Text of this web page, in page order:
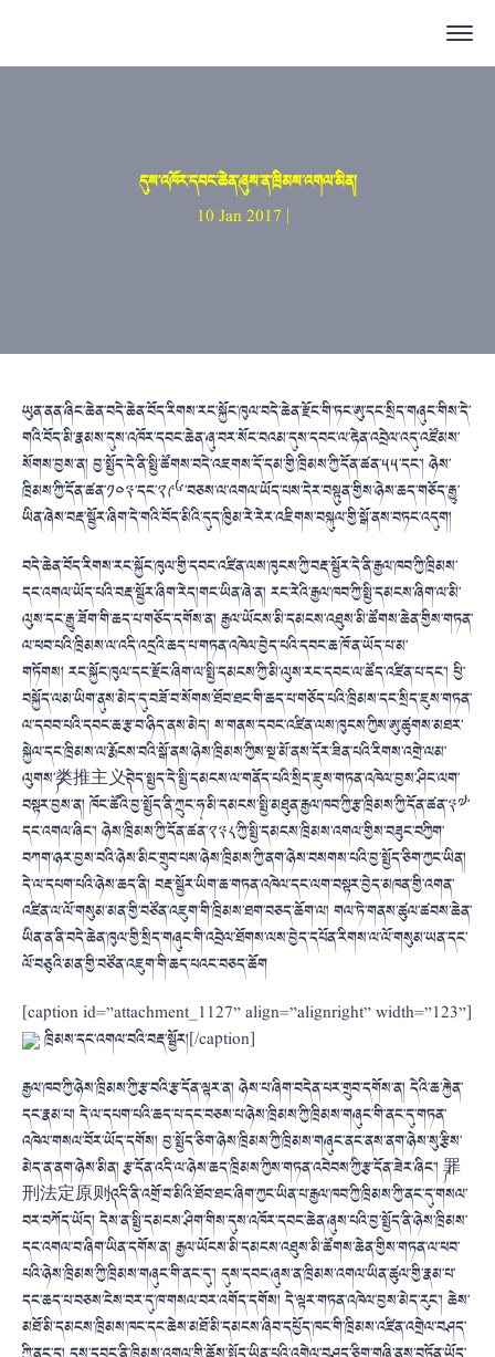
དུས་འཁོར་དབང་ཆེན་ཞུས་ན་ཁྲིམས་འགལ་མིན།
10 Jan 2017 |
ཡུན་ནན་ཞིང་ཆེན་བདེ་ཆེན་བོད་རིགས་རང་སྐྱོང་ཁུལ་བདེ་ཆེན་རྫོང་གི་ཏང་ཨུ་དང་སྲིད་གཞུང་གིས་དེ་
གའི་བོད་མི་རྣམས་དུས་འཁོར་དབང་ཆེན་ཞུ་བར་སོང་བའམ་དུས་དབང་ལ་རྟེན་འབྲེལ་འདུ་འཛོམས་
སོགས་བྱས་ན། བྱ་སྤྱོད་དེ་ནི་སྤྱི་ཚོགས་བདེ་འཇགས་དོ་དམ་གྱི་ཁྲིམས་ཀྱི་དོན་ཚན་༥༥་དང་། ཉེས་
ཁྲིམས་ཀྱི་དོན་ཚན་༡༠༣་དང་༢༩༦་བཅས་ལ་འགལ་ཡོད་པས་དེར་བསྟུན་གྱིས་ཉེས་ཆད་གཅོད་རྒྱུ་
ཡིན་ཞེས་བརྡ་སྦྱོར་ཞིག་དེ་གའི་བོད་མིའི་དུད་ཁྱིམ་རེ་རེར་འཇིགས་བསྐུལ་གྱི་སྒོ་ནས་བཏང་འདུག།
བདེ་ཆེན་བོད་རིགས་རང་སྐྱོང་ཁུལ་གྱི་དབང་འཛིན་ལས་ཁུངས་ཀྱི་བརྡ་སྦྱོར་དེ་ནི་རྒྱལ་ཁབ་ཀྱི་ཁྲིམས་
དང་འགལ་ཡོད་པའི་བརྡ་སྦྱོར་ཞིག་རེད།གང་ཡིན་ཞེ་ན། རང་རེའི་རྒྱལ་ཁབ་ཀྱི་སྤྱི་དམངས་ཞིག་ལ་མི་
ལུས་དང་རྒྱུ་ཟོག་གི་ཆད་པ་གཅོད་དགོས་ན། རྒྱལ་ཡོངས་མི་དམངས་འཐུས་མི་ཚོགས་ཆེན་གྱིས་གཏན་
ལ་ཕབ་པའི་ཁྲིམས་ལ་འདི་འདྲའི་ཆད་པ་གཏན་འཁེལ་བྱེད་པའི་དབང་ཆ་ཁོ་ན་ཡོད་པ་མ་
གཏོགས།རང་སྐྱོང་ཁུལ་དང་རྫོང་ཞིག་ལ་སྤྱི་དམངས་ཀྱི་མི་ལུས་རང་དབང་ལ་ཚོད་འཛིན་པ་དང་། ཕྱི་
བསྐྱོད་ལམ་ཡིག་ནུས་མེད་དུ་བཟོ་བ་སོགས་ཐོབ་ཐང་གི་ཆད་པ་གཅོད་པའི་ཁྲིམས་དང་སྲིད་ཇུས་གཏན་
ལ་དབབ་པའི་དབང་ཆ་རྩ་བ་ཉིད་ནས་མེད། ས་གནས་དབང་འཛིན་ལས་ཁུངས་ཀྱིས་ཨུ་ཚུགས་མཐར་
སྐྱེལ་དང་ཁྲིམས་ལ་རྨོངས་བའི་སྒོ་ནས་ཉེས་ཁྲིམས་ཀྱིས་སྔ་མོ་ནས་དོར་ཟིན་པའི་རིགས་འགྲེ་ལམ་
ལུགས་༼类推主义༽བེད་སྤྱད་དེ་སྤྱི་དམངས་ལ་གནོད་པའི་སྲིད་ཇུས་གཏན་འཁེལ་བྱས་ཤིང་ལག་
བསྟར་བྱས་ན། ཁོང་ཚོའི་བྱ་སྤྱོད་ནི་ཀྲུང་ཧྭ་མི་དམངས་སྤྱི་མཐུན་རྒྱལ་ཁབ་ཀྱི་རྩ་ཁྲིམས་ཀྱི་དོན་ཚན་༣༧་
དང་འགལ་ཞིང་། ཉེས་ཁྲིམས་ཀྱི་དོན་ཚན་༢༣༨་ཀྱི་སྤྱི་དམངས་ཁྲིམས་འགལ་གྱིས་བཟུང་བཀྱིག་
བཀག་ཉར་བྱས་བའི་ཉེས་མིང་གྲུབ་པས་ཉེས་ཁྲིམས་ཀྱི་ནག་ཉེས་བསགས་པའི་བྱ་སྤྱོད་ཅིག་ཀྱང་ཡིན།
དེ་ལ་དཔག་པའི་ཉེས་ཆད་ནི། བརྡ་སྦྱོར་ཡིག་ཆ་གཏན་འཁེལ་དང་ལག་བསྟར་བྱེད་མཁན་གྱི་འགན་
འཛིན་ལ་ལོ་གསུམ་མན་གྱི་བཙོན་འཇུག་གི་ཁྲིམས་ཐག་བཅད་ཆོག་ལ། གལ་ཏེ་གནས་ཚུལ་ཚབས་ཆེན་
ཡིན་ན་ནི་བདེ་ཆེན་ཁུལ་གྱི་སྲིད་གཞུང་གི་འབྲེལ་ཐོགས་ལས་བྱེད་དཔོན་རིགས་ལ་ལོ་གསུམ་ཡན་དང་
ལོ་བཅུའི་མན་གྱི་བཙོན་འཇུག་གི་ཆད་པའང་བཅད་ཆོག
[caption id=”attachment_1127” align=”alignright” width=”123”]
ཁྲིམས་དང་འགལ་བའི་བརྡ་སྦྱོར།[/caption]
རྒྱལ་ཁབ་ཀྱི་ཉེས་ཁྲིམས་ཀྱི་རྩ་བའི་རྩ་དོན་ལྟར་ན། ཉེས་པ་ཞིག་བདེན་པར་གྲུབ་དགོས་ན། དེའི་ཆ་རྐྱེན་
དང་རྣམ་པ། དེ་ལ་དཔག་པའི་ཆད་པ་དང་བཅས་པ་ཉེས་ཁྲིམས་ཀྱི་ཁྲིམས་གཞུང་གི་ནང་དུ་གཏན་
འཁེལ་གསལ་བོར་ཡོད་དགོས། བྱ་སྤྱོད་ཅིག་ཉེས་ཁྲིམས་ཀྱི་ཁྲིམས་གཞུང་ནང་ནས་ནག་ཉེས་སུ་རྩིས་
མེད་ན་ནག་ཉེས་མིན། རྩ་དོན་འདི་ལ་ཉེས་ཆད་ཁྲིམས་ཀྱིས་གཏན་འབེབས་ཀྱི་རྩ་དོན་ཟེར་ཞིང་། ༼罪
刑法定原则༽འདི་ནི་འགྲོ་བ་མིའི་ཐོབ་ཐང་ཞིག་ཀྱང་ཡིན་པ་རྒྱལ་ཁབ་ཀྱི་ཁྲིམས་ཀྱི་ནང་དུ་གསལ་
བར་བཀོད་ཡོད། དེས་ན་སྤྱི་དམངས་ཤིག་གིས་དུས་འཁོར་དབང་ཆེན་ཞུས་པའི་བྱ་སྤྱོད་ནི་ཉེས་ཁྲིམས་
དང་འགལ་བ་ཞིག་ཡིན་དགོས་ན། རྒྱལ་ཡོངས་མི་དམངས་འཐུས་མི་ཚོགས་ཆེན་གྱིས་གཏན་ལ་ཕབ་
པའི་ཉེས་ཁྲིམས་ཀྱི་ཁྲིམས་གཞུང་གི་ནང་དུ་། དུས་དབང་ཞུས་ན་ཁྲིམས་འགལ་ཡིན་ཚུལ་གྱི་རྣམ་པ་
དང་ཆད་པ་བཅས་ངེས་བར་དུ་ཁ་གསལ་བར་འགོད་དགོས། དེ་ལྟར་གཏན་འཁེལ་བྱས་མེད་རུང་། ཆེས་
མཐོ་མི་དམངས་ཁྲིམས་ཁང་དང་ཆེས་མཐོ་མི་དམངས་ཞིབ་དཔྱོད་ཁང་གི་ཁྲིམས་འཛིན་འགྲེལ་བཤད་